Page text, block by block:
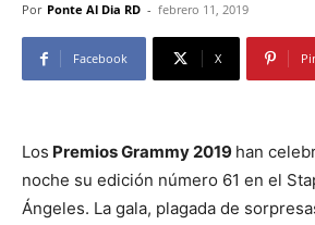
Por Ponte Al Dia RD - febrero 11, 2019
Facebook X
Los Premios Grammy 2019 han
noche su edición número 61 en el
Ángeles. La gala, plagada de